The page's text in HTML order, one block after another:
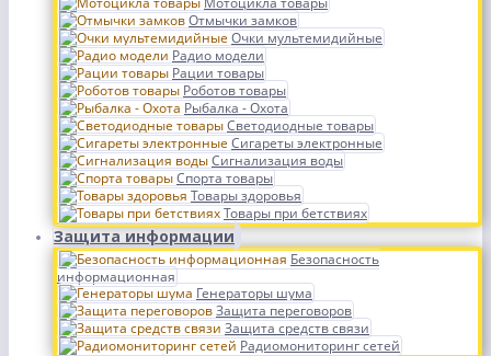
Отмычки замков
Очки мультемидийные
Радио модели
Рации товары
Роботов товары
Рыбалка - Охота
Светодиодные товары
Сигареты электронные
Сигнализация воды
Спорта товары
Товары здоровья
Товары при бетствиях
Защита информации
Безопасность
информационная
Генераторы шума
Защита переговоров
Защита средств связи
Радиомониторинг сетей